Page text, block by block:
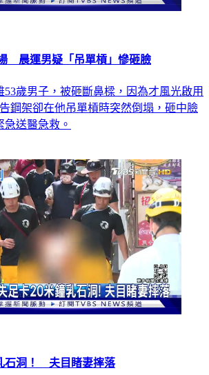
晨運男疑「吊單槓」慘砸臉
53歲男子，被砸斷鼻樑，因為才風光啟用
鋼架卻在他吊單槓時突然倒塌，砸中臉
送醫急救。
石洞！ 夫目睹妻摔落